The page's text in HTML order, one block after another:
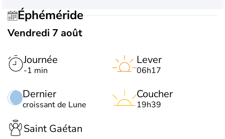
Éphéméride
Vendredi 7 août
Journée
-1 min
Dernier
croissant de Lune
Lever
06h17
Coucher
19h39
Saint Gaétan